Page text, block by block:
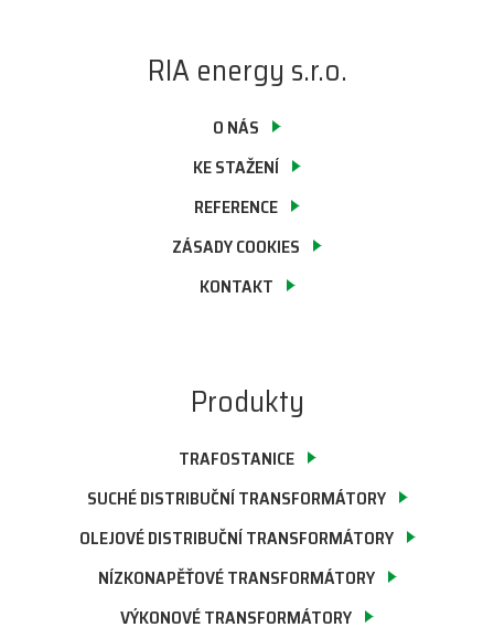
RIA energy s.r.o.
O NÁS
KE STAŽENÍ
REFERENCE
ZÁSADY COOKIES
KONTAKT
Produkty
TRAFOSTANICE
SUCHÉ DISTRIBUČNÍ TRANSFORMÁTORY
OLEJOVÉ DISTRIBUČNÍ TRANSFORMÁTORY
NÍZKONAPĚŤOVÉ TRANSFORMÁTORY
VÝKONOVÉ TRANSFORMÁTORY